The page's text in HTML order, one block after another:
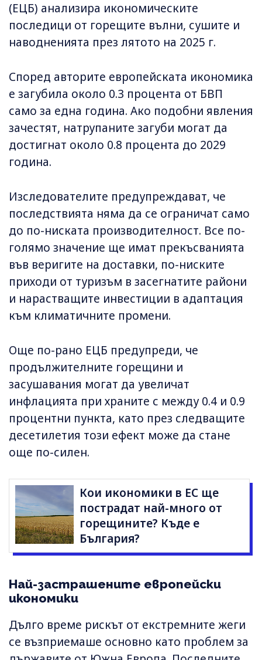
(ЕЦБ) анализира икономическите
последици от горещите вълни, сушите и
наводненията през лятото на 2025 г.
Според авторите европейската икономика
е загубила около 0.3 процента от БВП
само за една година. Ако подобни явления
зачестят, натрупаните загуби могат да
достигнат около 0.8 процента до 2029
година.
Изследователите предупреждават, че
последствията няма да се ограничат само
до по-ниската производителност. Все по-
голямо значение ще имат прекъсванията
във веригите на доставки, по-ниските
приходи от туризъм в засегнатите райони
и нарастващите инвестиции в адаптация
към климатичните промени.
Още по-рано ЕЦБ предупреди, че
продължителните горещини и
засушавания могат да увеличат
инфлацията при храните с между 0.4 и 0.9
процентни пункта, като през следващите
десетилетия този ефект може да стане
още по-силен.
Кои икономики в ЕС ще
пострадат най-много от
горещините? Къде е
България?
Най-застрашените европейски
икономики
Дълго време рискът от екстремните жеги
се възприемаше основно като проблем за